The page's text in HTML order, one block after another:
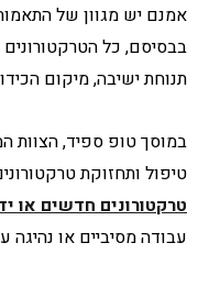
אמנם יש מגוון של
בבסיסם, כל
תנוחת ישיבה, מיקום
במוסך טופ ספיד, הצוות
טיפול ותחזוקת
טרקטורונים חדשים או
עבודה מסיביים או